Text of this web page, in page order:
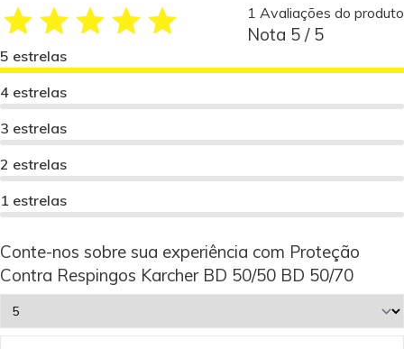
1 Avaliações do produto
Nota 5 / 5
5 estrelas
4 estrelas
3 estrelas
2 estrelas
1 estrelas
Conte-nos sobre sua experiência com Proteção
Contra Respingos Karcher BD 50/50 BD 50/70